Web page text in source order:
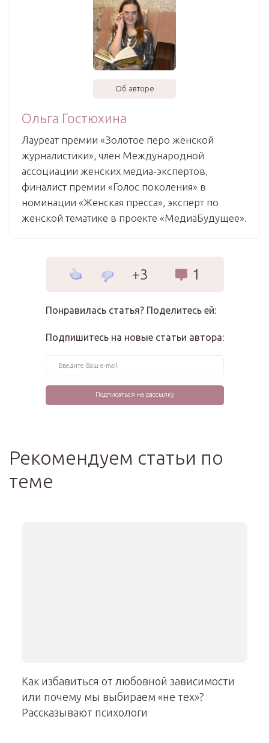
Об авторе
Ольга Гостюхина
Лауреат премии «Золотое перо женской
журналистики», член Международной
ассоциации женских медиа-экспертов,
финалист премии «Голос поколения» в
номинации «Женская пресса», эксперт по
женской тематике в проекте «МедиаБудущее».
+3 1
Понравилась статья? Поделитесь ей:
Подпишитесь на новые статьи автора:
Рекомендуем статьи по
теме
Как избавиться от любовной зависимости
или почему мы выбираем «не тех»?
Рассказывают психологи